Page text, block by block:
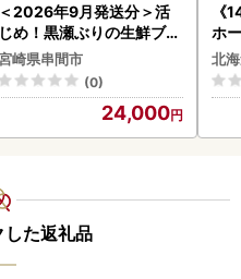
＜2026年9月発送分＞活
じめ！黒瀬ぶりの生鮮ブリ
イン2節（1.0kg前後）_
K001-012-2609
崎県串間市
(0)
24,000
《
ホ
( 飲
ク
贈
い
北
した返礼品